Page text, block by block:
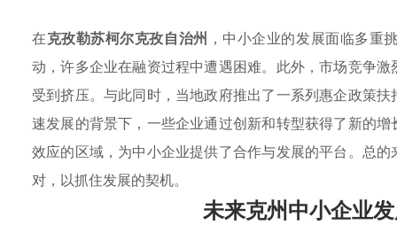
在克孜勒苏柯尔克孜自治州 ，中小企业的发展面临多重
动，许多企业在融资过程中遭遇困难。此外，市场竞争
受到挤压。与此同时，当地政府推出了一系列惠企政策
速发展的背景下，一些企业通过创新和转型获得了新的
效应的区域，为中小企业提供了合作与发展的平台。总
对，以抓住发展的契机。
未来克州中小企业